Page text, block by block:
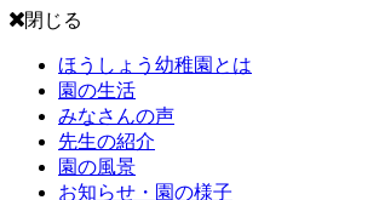
閉じる
ほうしょう幼稚園とは
園の生活
みなさんの声
先生の紹介
園の風景
お知らせ・園の様子